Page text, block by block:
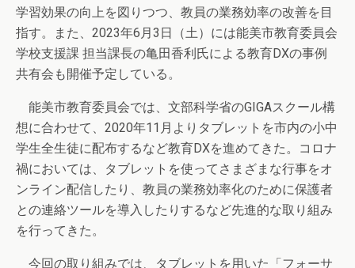
学習効果の向上を図りつつ、教員の業務効率の改善を目
指す。また、2023年6月3日（土）には能美市教育委員会
学校支援課 担当課長の亀田香利氏による教育DXの事例
共有会も開催予定している。
能美市教育委員会では、文部科学省のGIGAスクール構
想に合わせて、2020年11月よりタブレットを市内の小中
学生全生徒に配布するなど教育DXを進めてきた。コロナ
禍においては、タブレットを使ってさまざまな行事をオ
ンライン配信したり、教員の業務効率化のために保護者
との連絡ツールを導入したりするなど先進的な取り組み
を行ってきた。
今回の取り組みでは、タブレットを用いた「フォーサ